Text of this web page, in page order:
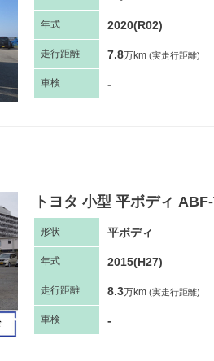
年式 2020(R02)
走行距離 7.8万km (実走行距離)
車検 -
トヨタ 小型 平ボディ
形状 平ボディ
年式 2015(H27)
走行距離 8.3万km (実走行距離)
車検 -